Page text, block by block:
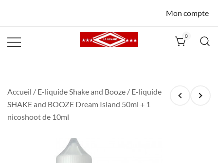
Mon compte
0
Accueil / E-liquide Shake and Booze / E-liquide
SHAKE and BOOZE Dream Island 50ml + 1
nicoshoot de 10ml